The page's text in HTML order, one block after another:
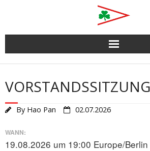
content
VORSTANDSSITZUNG
By Hao Pan 02.07.2026
WANN:
19.08.2026 um 19:00 Europe/